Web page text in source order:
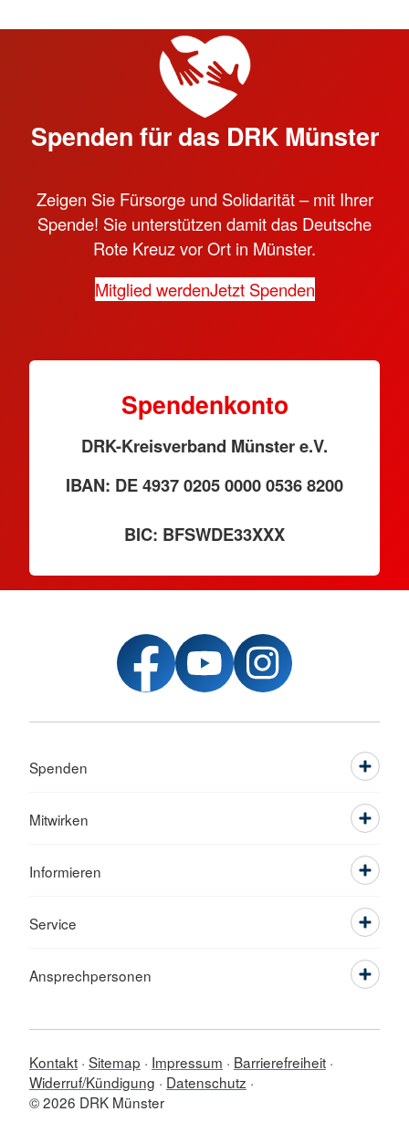
Spenden für das DRK Münster
Zeigen Sie Fürsorge und Solidarität – mit Ihrer
Spende! Sie unterstützen damit das Deutsche
Rote Kreuz vor Ort in Münster.
Mitglied werdenJetzt Spenden
Spendenkonto
DRK-Kreisverband Münster e.V.
IBAN: DE 4937 0205 0000 0536 8200
BIC: BFSWDE33XXX
Spenden
Mitwirken
Informieren
Service
Ansprechpersonen
Kontakt Sitemap Impressum
Barrierefreiheit
Widerruf/Kündigung
Datenschutz
© 2026 DRK Münster